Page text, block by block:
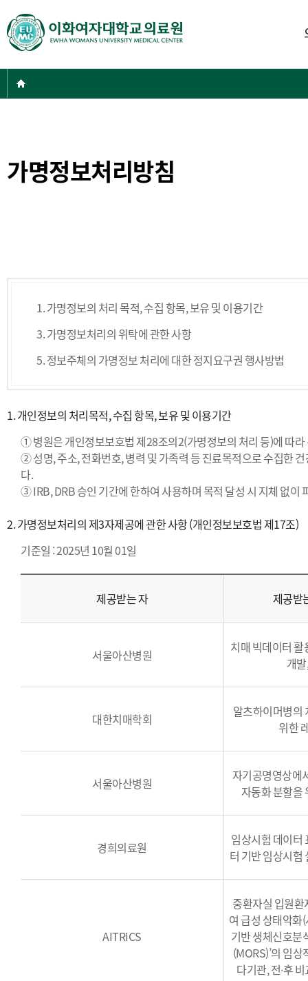
C
료
원
발
전
기
재
가명정보처리방침
1. 가명정보의 처리 목적, 수집 항목, 보유 및 이용기간
3. 가명정보처리의 위탁에 관한 사항
5. 정보주체의 가명정보 처리에 대한 정지요구권 행사방법
1. 개인정보의 처리목적, 수집 항목, 보유 및 이용기간
① 병원은 개인정보보호법 제28조의2(가명정보의 처리 등)에 따
② 성명, 주소, 전화번호, 병력 및 가족력 등 진료목적으로 수집한
다.
③ IRB, DRB 승인 기간에 한하여 사용하며 목적 달성 시 지체 없이
2. 가명정보처리의 제3자제공에 관한 사항 (개인정보보호법 제17조)
기준일 : 2025년 10월 01일
제공받는 자 제공받
서울아산병원
치매 빅데이터
개
대한치매학회
알츠하이머병의
위한
서울아산병원
자기공명영상에
자동화 분할을
경희의료원
임상시험 데이터
터 기반 임상시험
AITRICS
중환자실 입원환
여 급성 상태악화
기반 생체신호분
(MORS)’의 임
다기관, 전∙후